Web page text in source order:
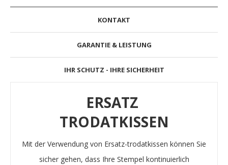
KONTAKT
GARANTIE & LEISTUNG
IHR SCHUTZ - IHRE SICHERHEIT
ERSATZ
TRODATKISSEN
Mit der Verwendung von Ersatz-trodatkissen können Sie
sicher gehen, dass Ihre Stempel kontinuierlich